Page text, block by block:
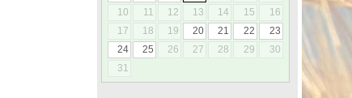
10
11 12 13 14 15
16
17
18 19 20 21 22
23
24
25 26 27 28 29
30
31